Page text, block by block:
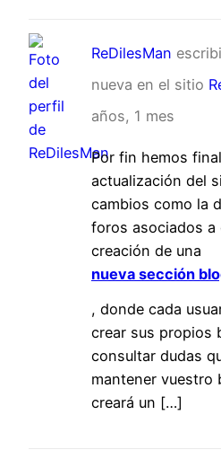
ReDilesMan
nueva en el sitio
años, 1 mes
Por fin hemos
actualización del
cambios como la
foros asociados a
creación de una
nueva sección
, donde cada
crear sus propios
consultar dudas
mantener vuestro
creará un […]